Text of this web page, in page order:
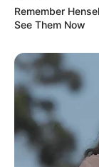
અમારી
Remember
See Them Now